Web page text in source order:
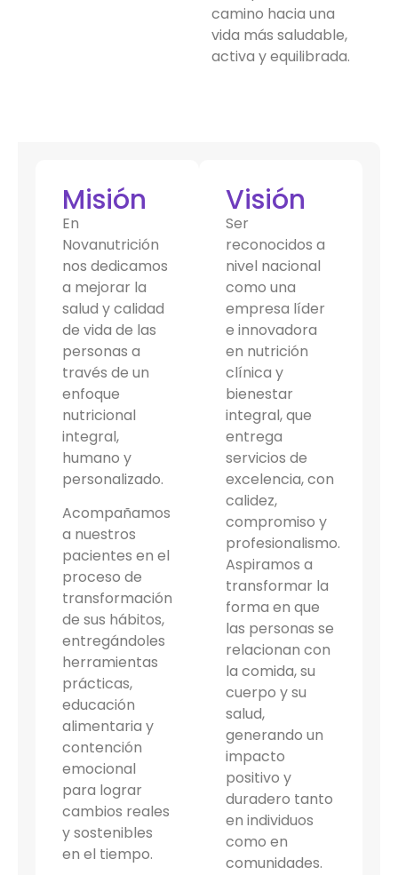
camino hacia una
vida más saludable,
activa y equilibrada.
Misión
En
Novanutrición
nos dedicamos
a mejorar la
salud y calidad
de vida de las
personas a
través de un
enfoque
nutricional
integral,
humano y
personalizado.
Acompañamos
a nuestros
pacientes en el
proceso de
transformación
de sus hábitos,
entregándoles
herramientas
prácticas,
educación
alimentaria y
contención
emocional
para lograr
cambios reales
y sostenibles
en el tiempo.
Visión
Ser
reconocidos a
nivel nacional
como una
empresa líder
e innovadora
en nutrición
clínica y
bienestar
integral, que
entrega
servicios de
excelencia, con
calidez,
compromiso y
profesionalismo.
Aspiramos a
transformar la
forma en que
las personas se
relacionan con
la comida, su
cuerpo y su
salud,
generando un
impacto
positivo y
duradero tanto
en individuos
como en
comunidades.